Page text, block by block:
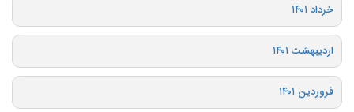
خرداد ۱۴۰۱
اردیبهشت ۱۴۰۱
فروردین ۱۴۰۱